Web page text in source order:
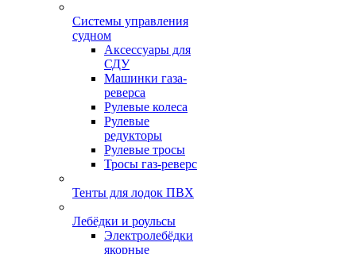
Системы управления
судном
Аксессуары для
СДУ
Машинки газа-
реверса
Рулевые колеса
Рулевые
редукторы
Рулевые тросы
Тросы газ-реверс
Тенты для лодок ПВХ
Лебёдки и роульсы
Электролебёдки
якорные